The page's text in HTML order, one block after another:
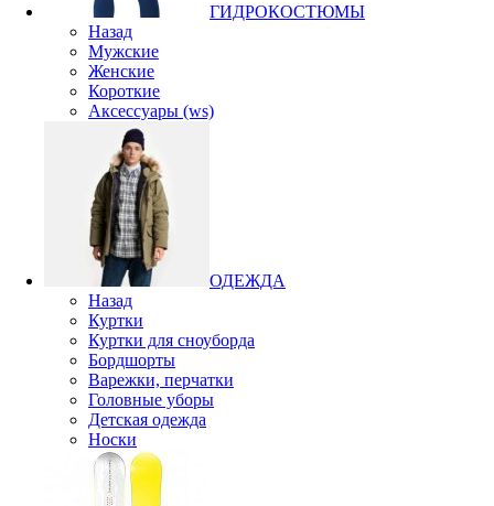
ГИДРОКОСТЮМЫ
Назад
Мужские
Женские
Короткие
Аксессуары (ws)
ОДЕЖДА
Назад
Куртки
Куртки для сноуборда
Бордшорты
Варежки, перчатки
Головные уборы
Детская одежда
Носки